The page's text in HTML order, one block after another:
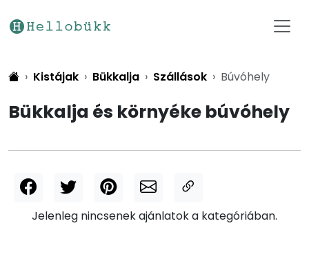
Kistájak Bükkalja Szállások Búvóhely
Bükkalja és környéke búvóhely
Jelenleg nincsenek ajánlatok a kategóriában.